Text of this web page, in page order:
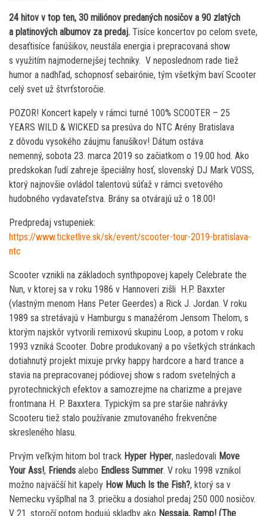
24 hitov v top ten, 30 miliónov predaných nosičov a 90 zlatých
a platinových albumov za predaj. Tisíce koncertov po celom svete,
desaťtisíce fanúšikov, neustála energia i prepracovaná show
s využitím najmodernejšej techniky. V neposlednom rade tiež
humor a nadhľad, schopnosť sebairónie, tým všetkým baví Scooter
celý svet už štvrťstoročie.
POZOR! Koncert kapely v rámci turné 100% SCOOTER – 25
YEARS WILD & WICKED sa presúva do NTC Arény Bratislava
z dôvodu vysokého záujmu fanušíkov! Dátum ostáva
nemenný, sobota 23. marca 2019 so začiatkom o 19.00 hod. Ako
predskokan ľudí zahreje špeciálny hosť, slovenský DJ Mark VOSS,
ktorý najnovšie ovládol talentovú súťaž v rámci svetového
hudobného vydavateľstva. Brány sa otvárajú už o 18.00!
Predpredaj vstupeniek:
https://www.ticketlive.sk/sk/event/scooter-tour-2019-bratislava-
ntc
Scooter vznikli na základoch synthpopovej kapely Celebrate the
Nun, v ktorej sa v roku 1986 v Hannoveri zišli H.P. Baxxter
(vlastným menom Hans Peter Geerdes) a Rick J. Jordan. V roku
1989 sa stretávajú v Hamburgu s manažérom Jensom Thelom, s
ktorým najskôr vytvorili remixovú skupinu Loop, a potom v roku
1993 vzniká Scooter. Dobre produkovaný a po všetkých stránkach
dotiahnutý projekt mixuje prvky happy hardcore a hard trance a
stavia na prepracovanej pódiovej show s radom svetelných a
pyrotechnických efektov a samozrejme na charizme a prejave
frontmana H. P. Baxxtera. Typickým sa pre staršie nahrávky
Scooteru tiež stalo používanie zmutovaného frekvenčne
skresleného hlasu.
Prvým veľkým hitom bol track Hyper Hyper, nasledovali Move
Your Ass!, Friends alebo Endless Summer. V roku 1998 vznikol
možno najväčší hit kapely How Much Is the Fish?, ktorý sa v
Nemecku vyšplhal na 3. priečku a dosiahol predaj 250 000 nosičov.
V 21. storočí potom bodujú skladby ako Nessaja, Ramp! (The